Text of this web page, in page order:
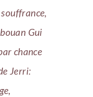
Gui
chance
Jerri: